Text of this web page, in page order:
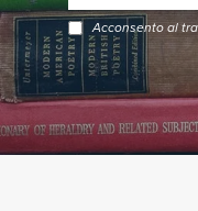
Acconsento al